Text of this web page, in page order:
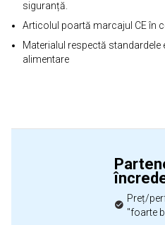
siguranță.
Articolul poartă marcajul CE în
Materialul respectă
alimentare
Preț/
"foarte